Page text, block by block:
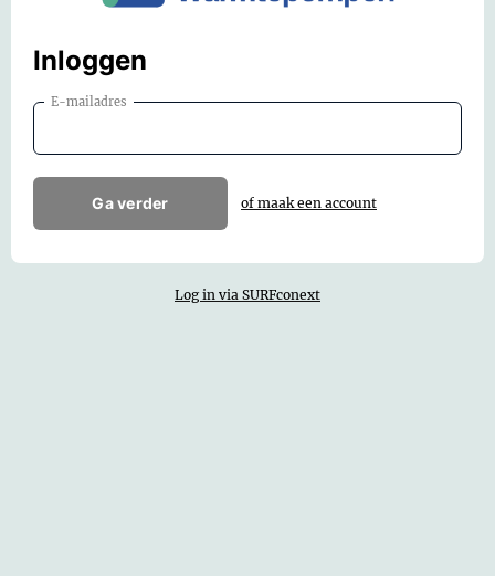
Inloggen
E-mailadres
Ga verder of maak een account
Log in via SURFconext